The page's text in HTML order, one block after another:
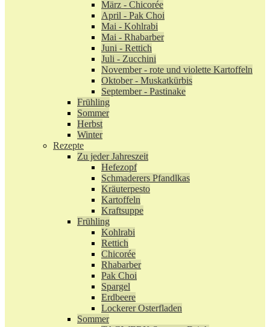
März - Chicorée
April - Pak Choi
Mai - Kohlrabi
Mai - Rhabarber
Juni - Rettich
Juli - Zucchini
November - rote und violette Kartoffeln
Oktober - Muskatkürbis
September - Pastinake
Frühling
Sommer
Herbst
Winter
Rezepte
Zu jeder Jahreszeit
Hefezopf
Schmaderers Pfandlkas
Kräuterpesto
Kartoffeln
Kraftsuppe
Frühling
Kohlrabi
Rettich
Chicorée
Rhabarber
Pak Choi
Spargel
Erdbeere
Lockerer Osterfladen
Sommer